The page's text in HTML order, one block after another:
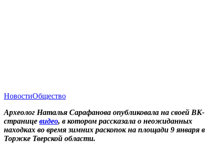
НовостиОбщество
Археолог Наталья Сарафанова опубликовала на своей ВК-
странице видео, в котором рассказала о неожиданных
находках во время зимних раскопок на площади 9 января в
Торжке Тверской области.